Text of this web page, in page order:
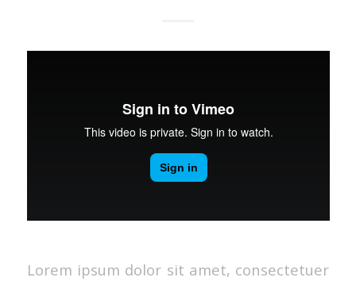
Lorem ipsum dolor sit amet, consectetuer